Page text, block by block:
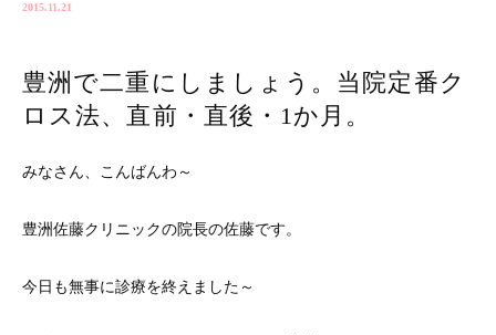
2015.11.21
豊洲で二重にしましょう。当院定番ク
ロス法、直前・直後・1か月。
みなさん、こんばんわ～
豊洲佐藤クリニックの院長の佐藤です。
今日も無事に診療を終えました～